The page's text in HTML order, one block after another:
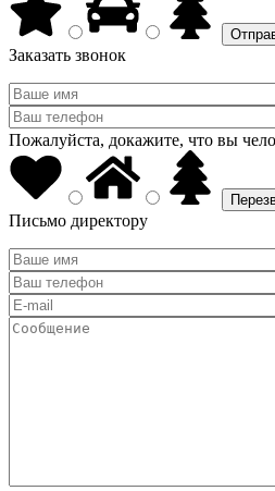
Заказать звонок
Пожалуйста, докажите, что вы
Письмо директору